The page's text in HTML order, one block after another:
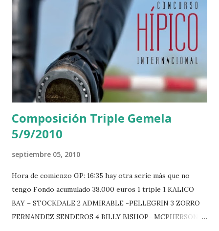
Composición Triple Gemela
5/9/2010
septiembre 05, 2010
Hora de comienzo GP: 16:35 hay otra serie más que no
tengo Fondo acumulado 38.000 euros 1 triple 1 KALICO
BAY – STOCKDALE 2 ADMIRABLE -PELLEGRIN 3 ZORRO
FERNANDEZ SENDEROS 4 BILLY BISHOP- MCPHERSON 5